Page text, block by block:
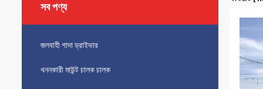
সব পণ্য
জলবাহী গাদা ড্রাইভার
খননকারী মাউন্ট চালক চালক